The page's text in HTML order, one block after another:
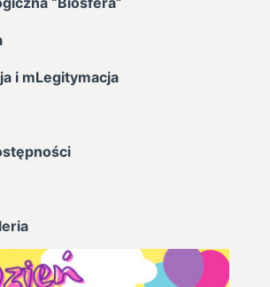
i mLegitymacja